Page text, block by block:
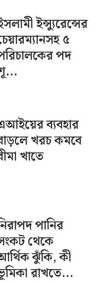
ইন্স্যুরেন্সের
৫
পদ
ব্যবহার
খরচ কমবে
খাতে
পানির
থেকে
ঝুঁকি, কী
রাখতে...